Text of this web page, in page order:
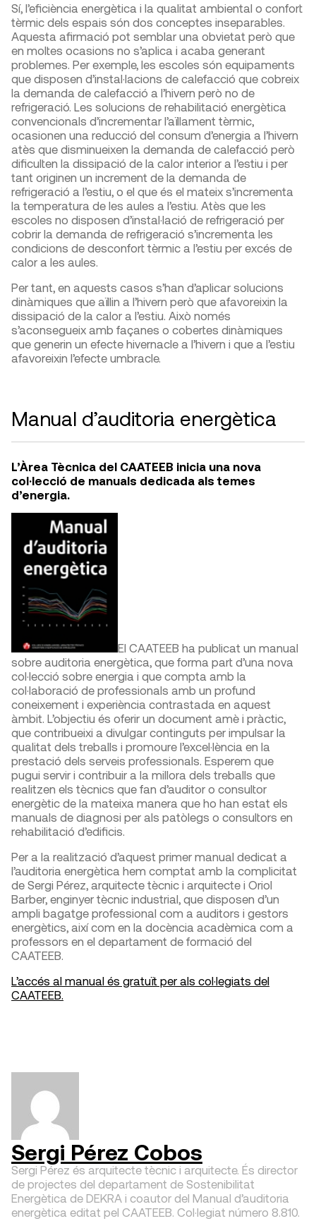
Sí, l’eficiència energètica i la qualitat ambiental o confort
tèrmic dels espais són dos conceptes inseparables.
Aquesta afirmació pot semblar una obvietat però que
en moltes ocasions no s’aplica i acaba generant
problemes. Per exemple, les escoles són equipaments
que disposen d’instal·lacions de calefacció que cobreix
la demanda de calefacció a l’hivern però no de
refrigeració. Les solucions de rehabilitació energètica
convencionals d’incrementar l’aïllament tèrmic,
ocasionen una reducció del consum d’energia a l’hivern
atès que disminueixen la demanda de calefacció però
dificulten la dissipació de la calor interior a l’estiu i per
tant originen un increment de la demanda de
refrigeració a l’estiu, o el que és el mateix s’incrementa
la temperatura de les aules a l’estiu. Atès que les
escoles no disposen d’instal·lació de refrigeració per
cobrir la demanda de refrigeració s’incrementa les
condicions de desconfort tèrmic a l’estiu per excés de
calor a les aules.
Per tant, en aquests casos s’han d’aplicar solucions
dinàmiques que aïllin a l’hivern però que afavoreixin la
dissipació de la calor a l’estiu. Això només
s’aconsegueix amb façanes o cobertes dinàmiques
que generin un efecte hivernacle a l’hivern i que a l’estiu
afavoreixin l’efecte umbracle.
Manual d’auditoria energètica
L’Àrea Tècnica del CAATEEB inicia una nova
col·lecció de manuals dedicada als temes
d’energia.
El CAATEEB ha publicat un manual
sobre auditoria energètica, que forma part d’una nova
col·lecció sobre energia i que compta amb la
col·laboració de professionals amb un profund
coneixement i experiència contrastada en aquest
àmbit. L’objectiu és oferir un document amè i pràctic,
que contribueixi a divulgar continguts per impulsar la
qualitat dels treballs i promoure l’excel·lència en la
prestació dels serveis professionals. Esperem que
pugui servir i contribuir a la millora dels treballs que
realitzen els tècnics que fan d’auditor o consultor
energètic de la mateixa manera que ho han estat els
manuals de diagnosi per als patòlegs o consultors en
rehabilitació d’edificis.
Per a la realització d’aquest primer manual dedicat a
l’auditoria energètica hem comptat amb la complicitat
de Sergi Pérez, arquitecte tècnic i arquitecte i Oriol
Barber, enginyer tècnic industrial, que disposen d’un
ampli bagatge professional com a auditors i gestors
energètics, així com en la docència acadèmica com a
professors en el departament de formació del
CAATEEB.
L’accés al manual és gratuït per als col·legiats del
CAATEEB.
Sergi Pérez Cobos
Sergi Pérez és arquitecte tècnic i arquitecte. És director
de projectes del departament de Sostenibilitat
Energètica de DEKRA i coautor del Manual d’auditoria
energètica editat pel CAATEEB. Col·legiat número 8.810.